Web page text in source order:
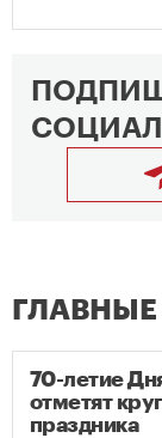
70-летие
отметят
праздника